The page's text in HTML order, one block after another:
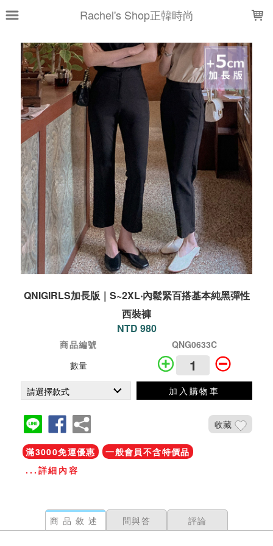
Rachel's Shop正韓時尚
QNIGIRLS加長版｜S~2XL‧內鬆緊百搭基本純黑彈性
西裝褲
NTD 980
商品編號
QNG0633C
數量
加入購物車
收藏
滿3000免運優惠
一般會員不含特價品
...詳細內容
商品敘述 問與答 評論